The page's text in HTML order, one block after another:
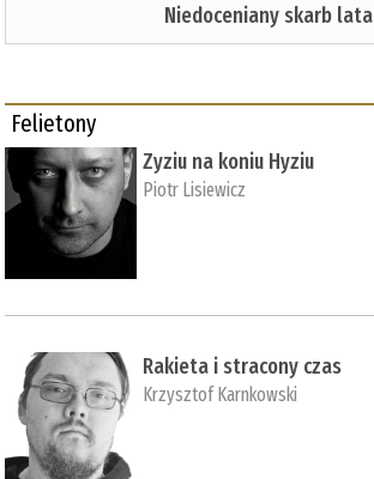
Niedoceniany skarb lata
Felietony
Zyziu na koniu Hyziu
Piotr Lisiewicz
Rakieta i stracony czas
Krzysztof Karnkowski